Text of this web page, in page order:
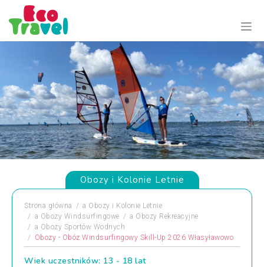
Obozy i Kolonie Letnie
Strona główna a Obozy i Kolonie Letnie
a Obozy Windsurfingowe a Obozy Rekreacyjne
a Obozy Sportów Wodnych
Obozy - Obóz Windsurfingowy Skill-Up 2026 Własyławowo
Wiek uczestników: 13 - 18 lat